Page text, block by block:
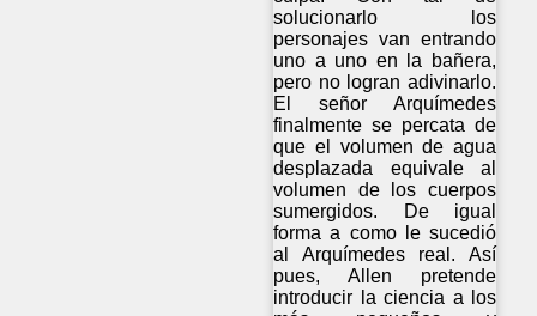
solucionarlo los
personajes van entrando
uno a uno en la bañera,
pero no logran adivinarlo.
El señor Arquímedes
finalmente se percata de
que el volumen de agua
desplazada equivale al
volumen de los cuerpos
sumergidos. De igual
forma a como le sucedió
al Arquímedes real. Así
pues, Allen pretende
introducir la ciencia a los